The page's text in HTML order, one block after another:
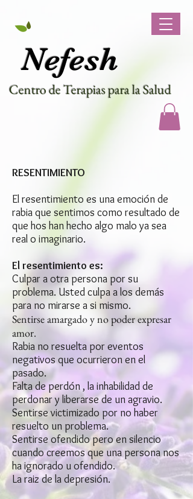
Nefesh
Centro de Terapias para la Salud
RESENTIMIENTO
El resentimiento es una emoción de
rabia que sentimos como resultado de
que hos han hecho algo malo ya sea
real o imaginario.
El resentimiento es:
Culpar a otra persona por su
problema. Usted culpa a los demás
para no mirarse a si mismo.
Sentirse amargado y no poder expresar
amor.
Rabia no resuelta por eventos
negativos que ocurrieron en el
pasado.
Falta de perdón , la inhabilidad de
perdonar y liberarse de un agravio.
Sentirse victimizado por no haber
resuelto un problema.
Sentirse ofendido pero en silencio
cuando creemos que una persona nos
ha ignorado u ofendido.
La raiz de la depresión.